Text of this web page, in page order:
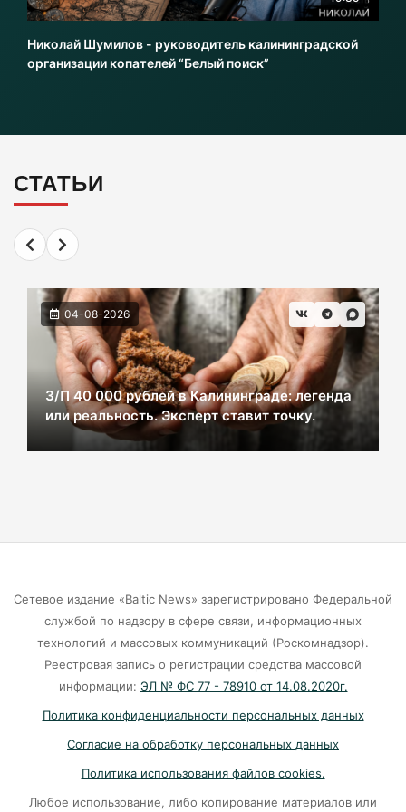
Литовский шпион осужден в Калининграде
на 13,5 лет колонии
06-08-2026
700 млн рублей
В Черняховске из реки достали тело
женщины. Следком проводит проверку.
06-08-2026
В центре Зеленоградска уже неделю
красуется фекальная лужа
Больше тонны рыбы незаконно выловили в
Калининградской области с начала года
06-08-2026
В Светлогорске женщина купила «корейца»
по «удалёнке» и потеряла деньги
05-08-2026
Николай Шумилов - руководитель калининградской
организации копателей “Белый поиск”
СТАТЬИ
04-08-2026
З/П 40 000 рублей в Калининграде: легенда
или реальность. Эксперт ставит точку.
Сетевое издание «Baltic News» зарегистрировано Федеральной
службой по надзору в сфере связи, информационных
технологий и массовых коммуникаций (Роскомнадзор).
Реестровая запись о регистрации средства массовой
информации: ЭЛ № ФС 77 - 78910 от 14.08.2020г.
Политика конфиденциальности персональных данных
Согласие на обработку персональных данных
Политика использования файлов cookies.
Любое использование, либо копирование материалов или